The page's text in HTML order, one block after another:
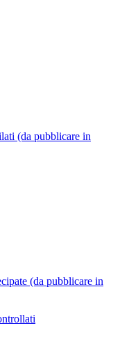
(da pubblicare in
(da pubblicare in